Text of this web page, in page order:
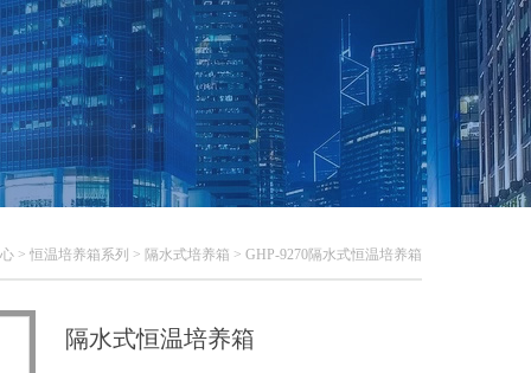
> 恒温培养箱系列 > 隔水式培养箱 > GHP-9270隔水式恒温培养箱
隔水式恒温培养箱